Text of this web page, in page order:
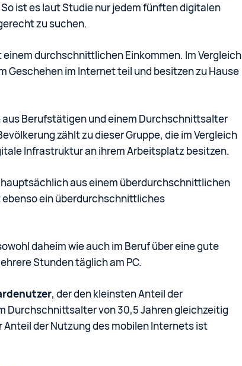
ist es laut Studie nur jedem fünften digitalen
zu suchen.
einem durchschnittlichen Einkommen. Im Vergleich
Geschehen im Internet teil und besitzen zu Hause
Berufstätigen und einem Durchschnittsalter
zählt zu dieser Gruppe, die im Vergleich
Infrastruktur an ihrem Arbeitsplatz besitzen.
aus einem überdurchschnittlichen
ein überdurchschnittliches
daheim wie auch im Beruf über eine gute
Stunden täglich am PC.
, der den kleinsten Anteil der
Durchschnittsalter von 30,5 Jahren gleichzeitig
Anteil der Nutzung des mobilen Internets ist